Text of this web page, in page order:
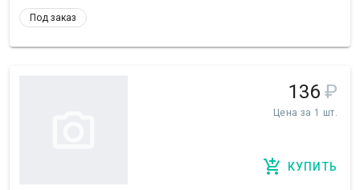
Под заказ
136 ₽
Цена за 1 шт.
КУПИТЬ